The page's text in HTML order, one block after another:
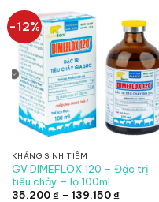
-12%
KHÁNG SINH TIÊM
GV DIMEFLOX 120 – Đặc trị
tiêu chảy – lọ 100ml
35.200₫ – 139.150₫Khoảng